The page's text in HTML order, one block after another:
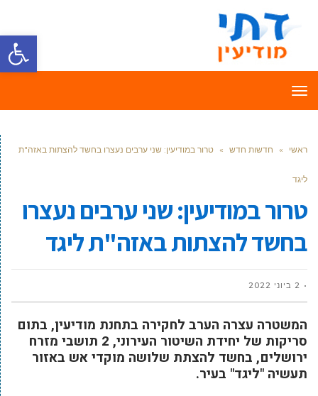
פתח
תפריט
ראשי » חדשות חדש » טרור במודיעין: שני ערבים נעצרו בחשד להצתות באזה"ת
ליגד
טרור במודיעין: שני ערבים נעצרו
בחשד להצתות באזה"ת ליגד
2 ביוני 2022
המשטרה עצרה הערב לחקירה בתחנת מודיעין, בתום
סריקות של יחידת השיטור העירוני, 2 תושבי מזרח
ירושלים, בחשד להצתת שלושה מוקדי אש באזור
תעשיה "ליגד" בעיר.